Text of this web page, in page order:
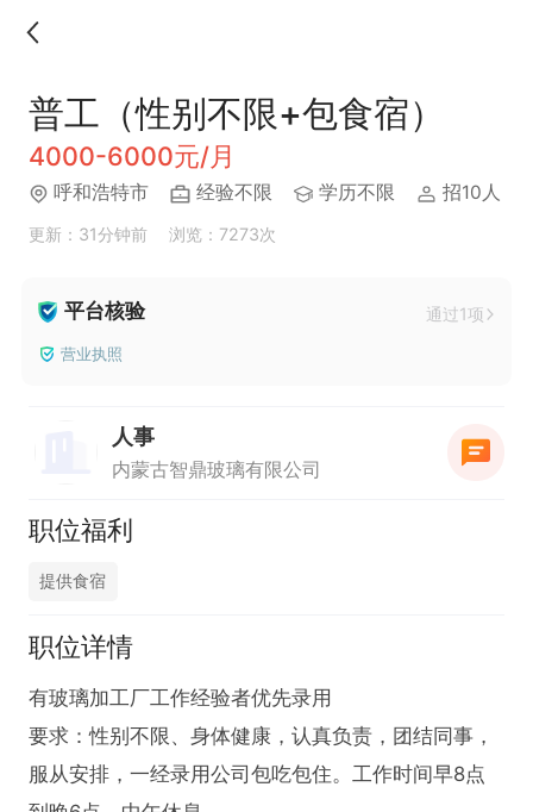
普工（性别不限+包食宿）
4000-6000元/月
呼和浩特市 经验不限 学历不限 招10人
更新：31分钟前 浏览：7273次
平台核验 通过1项
营业执照
人事
内蒙古智鼎玻璃有限公司
职位福利
提供食宿
职位详情
有玻璃加工厂工作经验者优先录用
要求：性别不限、身体健康，认真负责，团结同事，
服从安排，一经录用公司包吃包住。工作时间早8点